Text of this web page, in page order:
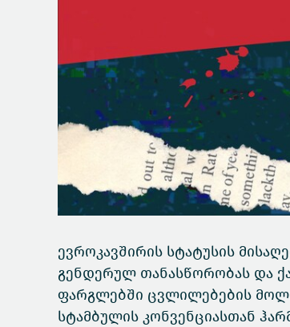
ევროკავშირის სტატუსის
გენდერულ თანასწორობას და
ფარგლებში ცვლილებების
სტამბულის კონვენციასთან